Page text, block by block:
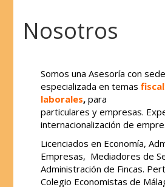
Nosotros
Somos una Asesoría con
especializada en temas
laborales, para
particulares y empresas.
internacionalización de
Licenciados en Economía,
Empresas, Mediadores de
Administración de Fincas.
Colegio Economistas de